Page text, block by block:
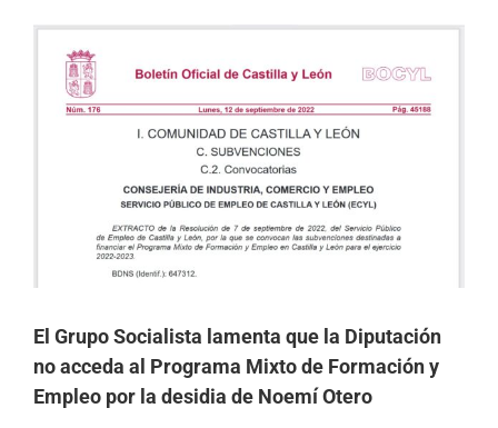
Ver
imagen
grande
El Grupo Socialista lamenta que la Diputación
no acceda al Programa Mixto de Formación y
Empleo por la desidia de Noemí Otero